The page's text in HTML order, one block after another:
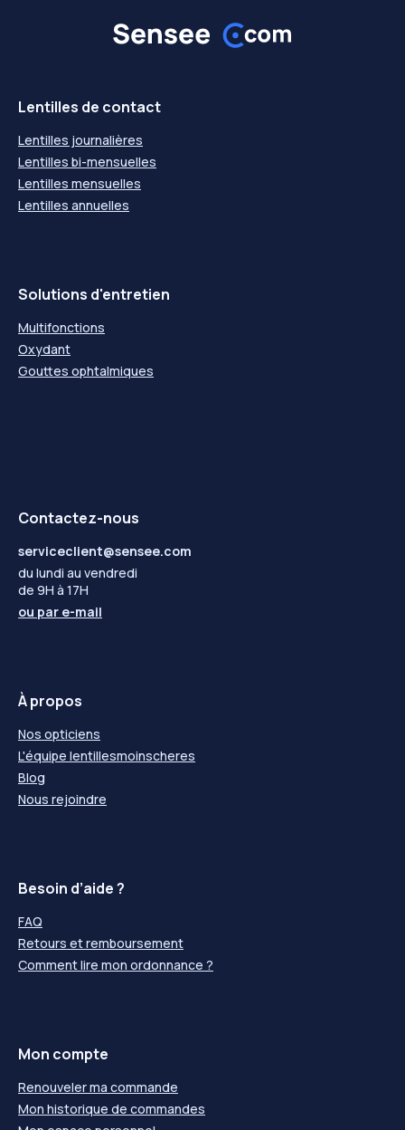
Lentilles de contact
Lentilles journalières
Lentilles bi-mensuelles
Lentilles mensuelles
Lentilles annuelles
Solutions d'entretien
Multifonctions
Oxydant
Gouttes ophtalmiques
Contactez-nous
serviceclient@sensee.com
du lundi au vendredi
de 9H à 17H
ou par e-mail
À propos
Nos opticiens
L'équipe lentillesmoinscheres
Blog
Nous rejoindre
Besoin d’aide ?
FAQ
Retours et remboursement
Comment lire mon ordonnance ?
Mon compte
Renouveler ma commande
Mon historique de commandes